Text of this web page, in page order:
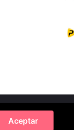
Aceptar
Privacidad